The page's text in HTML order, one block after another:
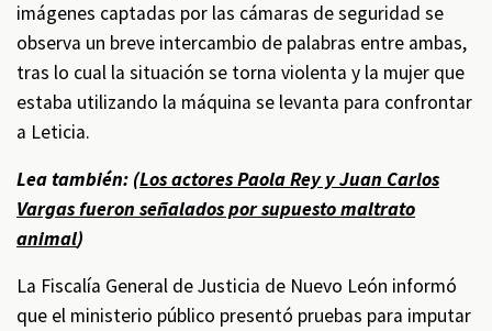
imágenes captadas por las cámaras de seguridad se
observa un breve intercambio de palabras entre ambas,
tras lo cual la situación se torna violenta y la mujer que
estaba utilizando la máquina se levanta para confrontar
a Leticia.
Lea también: (Los actores Paola Rey y Juan Carlos
Vargas fueron señalados por supuesto maltrato
animal)
La Fiscalía General de Justicia de Nuevo León informó
que el ministerio público presentó pruebas para imputar